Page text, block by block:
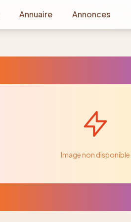
Annuaire Annonces
Image non disponible